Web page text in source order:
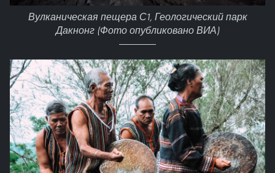
Вулканическая пещера С1, Геологический парк
Дакнонг (Фото опубликовано ВИА)